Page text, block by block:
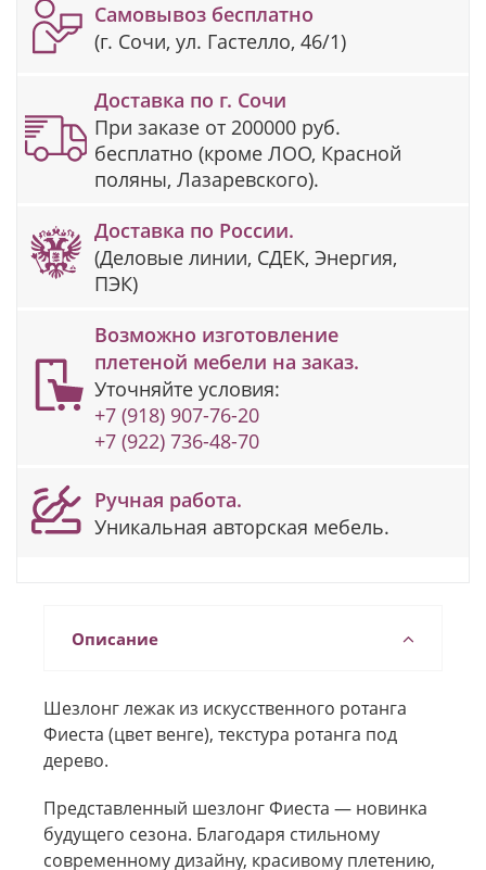
Самовывоз бесплатно
(г. Сочи, ул. Гастелло, 46/1)
Доставка по г. Сочи
При заказе от 200000 руб.
бесплатно (кроме ЛОО, Красной
поляны, Лазаревского).
Доставка по России.
(Деловые линии, СДЕК, Энергия,
ПЭК)
Возможно изготовление
плетеной мебели на заказ.
Уточняйте условия:
+7 (918) 907-76-20
+7 (922) 736-48-70
Ручная работа.
Уникальная авторская мебель.
Описание
Шезлонг лежак из искусственного ротанга
Фиеста (цвет венге), текстура ротанга под
дерево.
Представленный шезлонг Фиеста — новинка
будущего сезона. Благодаря стильному
современному дизайну, красивому плетению,